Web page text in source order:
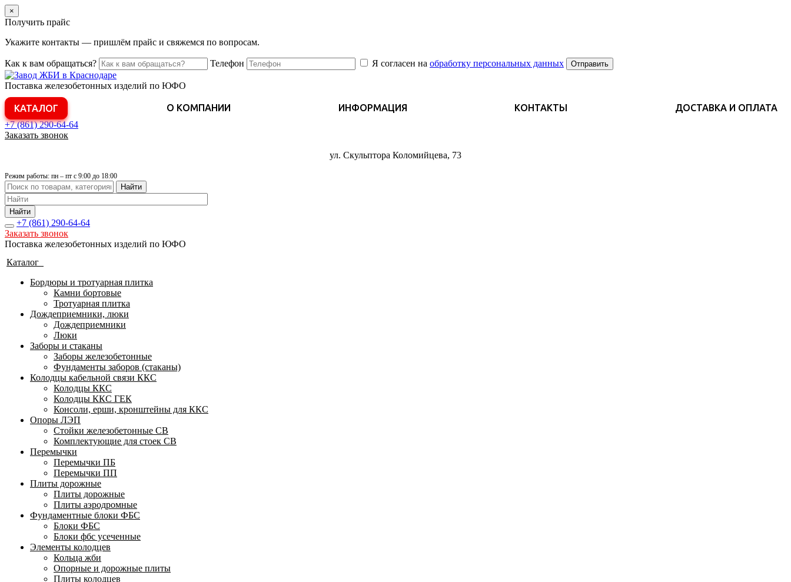
×
Получить прайс
Укажите контакты — пришлём прайс и свяжемся по вопросам.
Как к вам обращаться? Телефон Я согласен на обработку персональных данных Отправить
Поставка железобетонных изделий по ЮФО
КАТАЛОГ О КОМПАНИИ ИНФОРМАЦИЯ КОНТАКТЫ ДОСТАВКА И ОПЛАТА
+7 (861)290-64-64
Заказать звонок
ул. Скульптора Коломийцева, 73
Режим работы: пн – пт с 9:00 до 18:00
Найти
Найти
+7 (861) 290-64-64
Заказать звонок
Поставка железобетонных изделий по ЮФО
Каталог
Бордюры и тротуарная плитка
Камни бортовые
Тротуарная плитка
Дождеприемники, люки
Дождеприемники
Люки
Заборы и стаканы
Заборы железобетонные
Фундаменты заборов (стаканы)
Колодцы кабельной связи ККС
Колодцы ККС
Колодцы ККС ГЕК
Консоли, ерши, кронштейны для ККС
Опоры ЛЭП
Стойки железобетонные СВ
Комплектующие для стоек СВ
Перемычки
Перемычки ПБ
Перемычки ПП
Плиты дорожные
Плиты дорожные
Плиты аэродромные
Фундаментные блоки ФБС
Блоки ФБС
Блоки фбс усеченные
Элементы колодцев
Кольца жби
Опорные и дорожные плиты
Плиты колодцев